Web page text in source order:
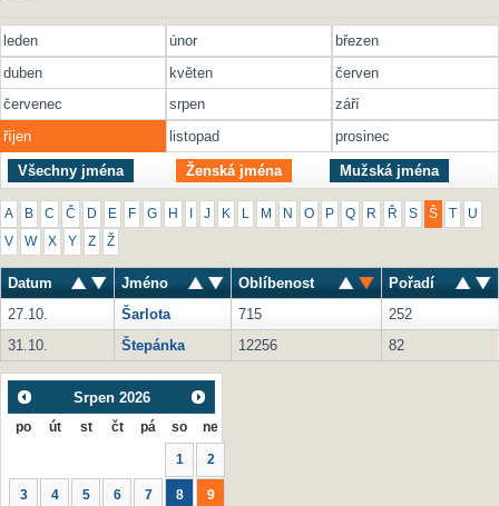
leden únor
březen
duben
květen
červen
červenec
srpen
září
říjen
listopad prosinec
Všechny jména Ženská jména Mužská jména
A B C Č D E F G H J K M N O P Q R Ř S Š U
V W X Y Z Ž
Datum Jméno Oblíbenost
Pořadí
27.10.
Šarlota 715
252
31.10.
Štepánka 12256 82
Srpen 2026
po út st čt pá so ne
1 2
3 4 5 6 7 8 9